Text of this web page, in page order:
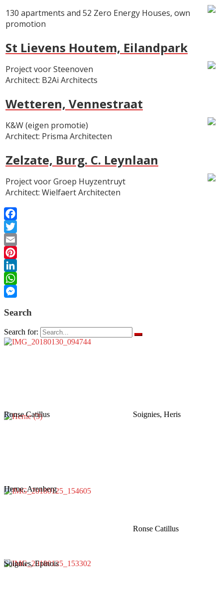
130 apartments and 52 Zero Energy Houses, own
promotion
St Lievens Houtem, Eilandpark
Project voor Steenoven
Architect: B2Ai Architects
Wetteren, Vennestraat
K&W (eigen promotie)
Architect: Prisma Architecten
Zelzate, Burg. C. Leynlaan
Project voor Groep Huyzentruyt
Architect: Wielfaert Architecten
Facebook
Twitter
Email
Pinterest
LinkedIn
WhatsApp
Search
Search for:
Ronse Catillus
Herne, Arenberg
Soignies, Epinois
Soignies, Heris
Ronse Catillus